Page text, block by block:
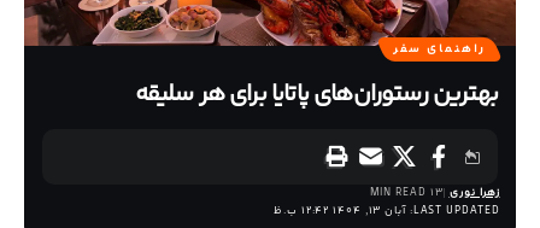
راهنمای سفر
بهترین رستوران‌های پاتایا برای هر سلیقه
LAST UPDATED: آبان 13, 1404 12:42 ب.ظ
زهرا نوری 13 MIN READ